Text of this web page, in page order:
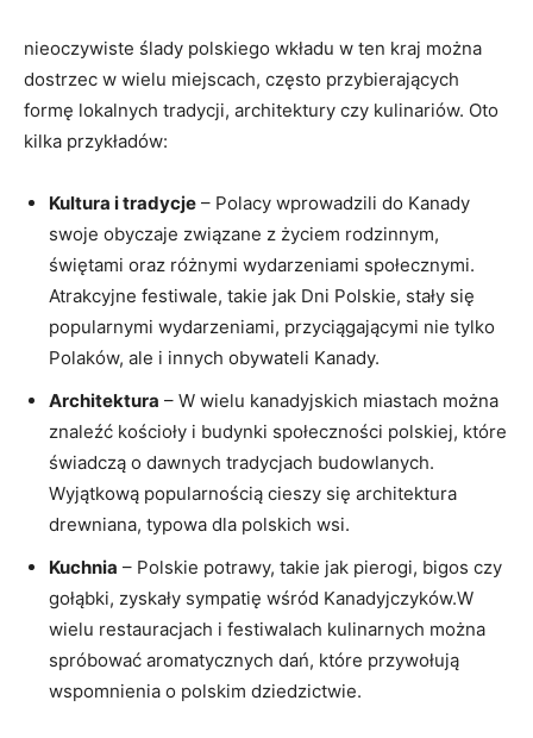
nieoczywiste ślady polskiego wkładu w ten kraj można
dostrzec w wielu miejscach, często przybierających
formę lokalnych tradycji, architektury czy kulinariów. Oto
kilka przykładów:
Kultura i tradycje – Polacy wprowadzili do Kanady
swoje obyczaje związane z życiem rodzinnym,
świętami oraz różnymi wydarzeniami społecznymi.
Atrakcyjne festiwale, takie jak Dni Polskie, stały się
popularnymi wydarzeniami, przyciągającymi nie tylko
Polaków, ale i innych obywateli Kanady.
Architektura – W wielu kanadyjskich miastach można
znaleźć kościoły i budynki społeczności polskiej, które
świadczą o dawnych tradycjach budowlanych.
Wyjątkową popularnością cieszy się architektura
drewniana, typowa dla polskich wsi.
Kuchnia – Polskie potrawy, takie jak pierogi, bigos czy
gołąbki, zyskały sympatię wśród Kanadyjczyków.W
wielu restauracjach i festiwalach kulinarnych można
spróbować aromatycznych dań, które przywołują
wspomnienia o polskim dziedzictwie.